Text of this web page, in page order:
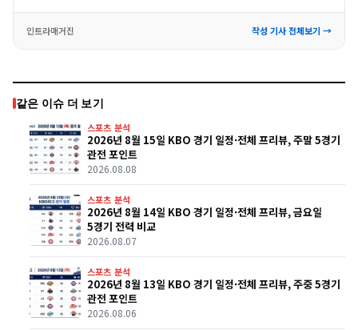
인트라매거진 작성 기사 전체보기 →
같은 이슈 더 보기
스포츠 분석
2026년 8월 15일 KBO 경기 일정·전체 프리뷰, 주말 5경기
관전 포인트
2026.08.08
스포츠 분석
2026년 8월 14일 KBO 경기 일정·전체 프리뷰, 금요일
5경기 전력 비교
2026.08.07
스포츠 분석
2026년 8월 13일 KBO 경기 일정·전체 프리뷰, 주중 5경기
관전 포인트
2026.08.06